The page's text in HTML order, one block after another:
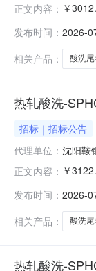
正文内容： ￥
求产线
发布时间： 2026-
相关产品：
酸洗
热轧酸洗-
招标｜招标公告
代理单位： 沈阳鞍
正文内容： ￥
求产线
发布时间： 2026-
相关产品：
酸洗
热轧酸洗-